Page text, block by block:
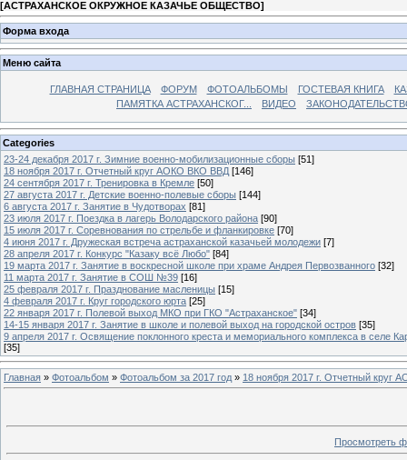
[АСТРАХАНСКОЕ ОКРУЖНОЕ КАЗАЧЬЕ ОБЩЕСТВО]
Форма входа
Меню сайта
ГЛАВНАЯ СТРАНИЦА ФОРУМ ФОТОАЛЬБОМЫ ГОСТЕВАЯ КНИГА
ПАМЯТКА АСТРАХАНСКОГ...
ВИДЕО
Categories
23-24 декабря 2017 г. Зимние военно-мобилизационные сборы [51]
18 ноября 2017 г. Отчетный круг АОКО ВКО ВВД [146]
24 сентября 2017 г. Тренировка в Кремле [50]
27 августа 2017 г. Детские военно-полевые сборы [144]
6 августа 2017 г. Занятие в Чудотворах [81]
23 июля 2017 г. Поездка в лагерь Володарского района [90]
15 июля 2017 г. Соревнования по стрельбе и фланкировке [70]
4 июня 2017 г. Дружеская встреча астраханской казачьей молодежи [7]
28 апреля 2017 г. Конкурс "Казаку всё Любо" [84]
19 марта 2017 г. Занятие в воскресной школе при храме Андрея Первозванного [32]
11 марта 2017 г. Занятие в СОШ №39 [16]
25 февраля 2017 г. Празднование масленицы [15]
4 февраля 2017 г. Круг городского юрта [25]
22 января 2017 г. Полевой выход МКО при ГКО "Астраханское" [34]
14-15 января 2017 г. Занятие в школе и полевой выход на городской остров [35]
9 апреля 2017 г. Освящение поклонного креста и мемориального комплекса в селе
[35]
Главная » Фотоальбом » Фотоальбом за 2017 год » 18 ноября 2017 г. Отчетный круг
Просмотреть